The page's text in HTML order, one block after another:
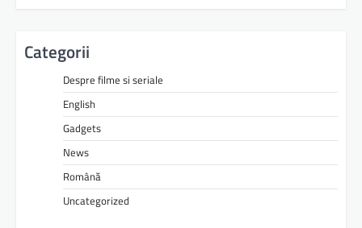
Categorii
Despre filme si seriale
English
Gadgets
News
Română
Uncategorized